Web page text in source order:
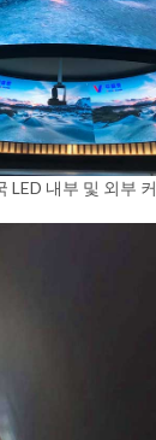
LED 내부 및 외부